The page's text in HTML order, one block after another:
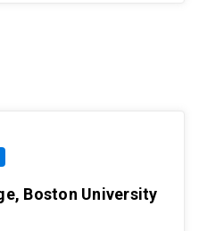
Boston University